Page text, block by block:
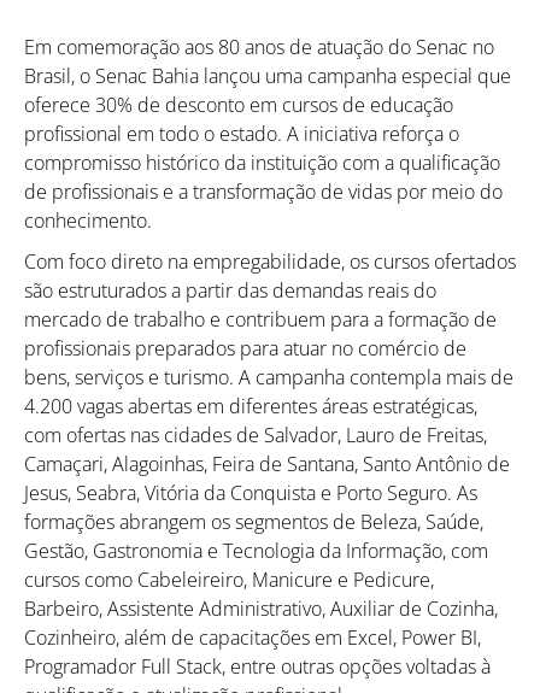
Em comemoração aos 80 anos de atuação do Senac no
Brasil, o Senac Bahia lançou uma campanha especial que
oferece 30% de desconto em cursos de educação
profissional em todo o estado. A iniciativa reforça o
compromisso histórico da instituição com a qualificação
de profissionais e a transformação de vidas por meio do
conhecimento.
Com foco direto na empregabilidade, os cursos ofertados
são estruturados a partir das demandas reais do
mercado de trabalho e contribuem para a formação de
profissionais preparados para atuar no comércio de
bens, serviços e turismo. A campanha contempla mais de
4.200 vagas abertas em diferentes áreas estratégicas,
com ofertas nas cidades de Salvador, Lauro de Freitas,
Camaçari, Alagoinhas, Feira de Santana, Santo Antônio de
Jesus, Seabra, Vitória da Conquista e Porto Seguro. As
formações abrangem os segmentos de Beleza, Saúde,
Gestão, Gastronomia e Tecnologia da Informação, com
cursos como Cabeleireiro, Manicure e Pedicure,
Barbeiro, Assistente Administrativo, Auxiliar de Cozinha,
Cozinheiro, além de capacitações em Excel, Power BI,
Programador Full Stack, entre outras opções voltadas à